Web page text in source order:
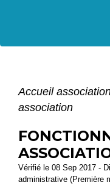
Accueil
association
Vérifié le 08 Sep 2017 -
administrative (Première